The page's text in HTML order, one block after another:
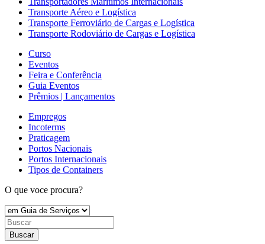
Transporte Aéreo e Logística
Transporte Ferroviário de Cargas e Logística
Transporte Rodoviário de Cargas e Logística
Curso
Eventos
Feira e Conferência
Guia Eventos
Prêmios | Lançamentos
Empregos
Incoterms
Praticagem
Portos Nacionais
Portos Internacionais
Tipos de Containers
O que voce procura?
Buscar